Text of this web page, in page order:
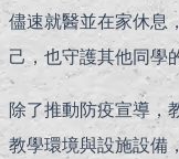
儘速就醫並在家休息
己，也守護其他同學
除了推動防疫宣導，
教學環境與設施設備